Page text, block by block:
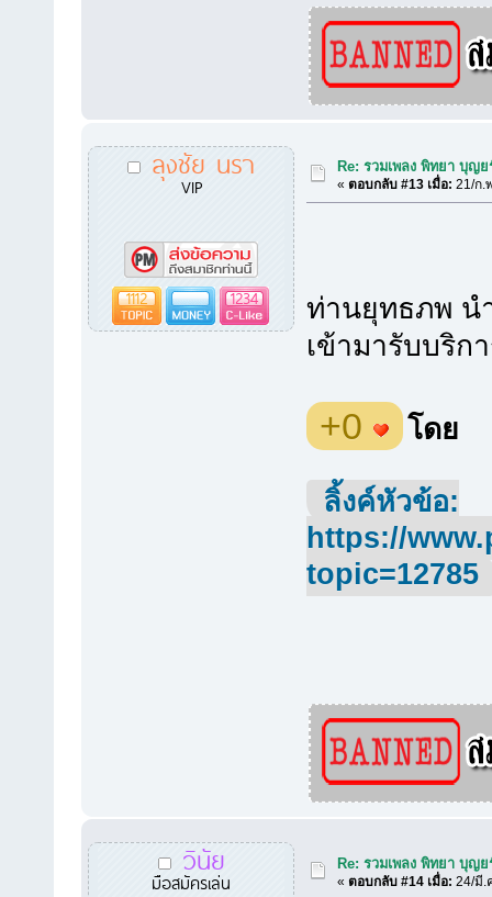
ลุงชัย นรา
VIP
1112 1234
Re: รวมเพลง พิทยา บุญ
«ตอบกลับ #13 เมื่อ: 21/ก.
ท่านยุทธภพ น
เข้ามารับบริ
+0 โดย
ลิ้งค์หัวข้อ:
https://
topic=12785
วินัย
มือสมัครเล่น
Re: รวมเพลง พิทยา บุญ
«ตอบกลับ #14 เมื่อ: 24/มี.